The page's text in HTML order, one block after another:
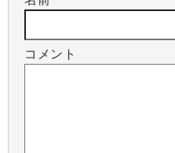
コメント